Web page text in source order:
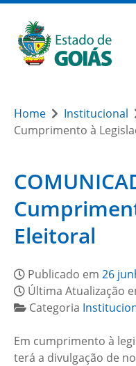
Home Institucional
Cumprimento à
Eleitoral
Publicado em 26
Última Atualização
Categoria
Em cumprimento à
terá a divulgação de